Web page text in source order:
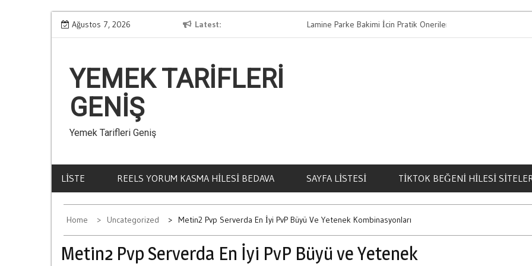
Skip
to
Ağustos 7, 2026 Latest
Kumar Ve Aile İci Krizler Lamine Parke Bakimi İcin Pratik Oneriler
YEMEK TARIFLERI
GENIŞ
Yemek Tarifleri Geniş
LISTE REELS YORUM KASMA HILESI BEDAVA SAYFA LISTESI TIKTOK BEĞENI HILESI
Home Uncategorized Metin2 Pvp Serverda En İyi PvP Büyü Ve Yetenek Kombinasyonları
Metin2 Pvp Serverda En İyi PvP Büyü ve Yetenek